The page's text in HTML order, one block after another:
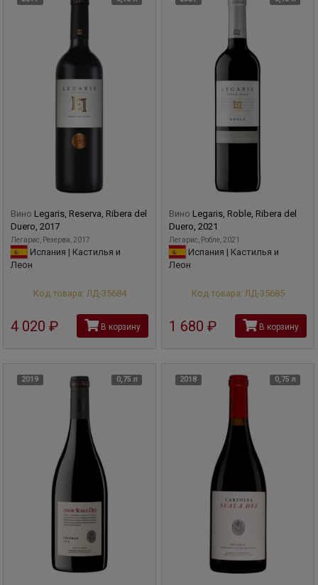
Вино Legaris, Reserva, Ribera del
Duero, 2017
Легарис, Резерва, 2017
Испания | Кастилья и
Леон
Код товара: ЛД-35684
4 020 руб В корзину
Вино Legaris, Roble, Ribera del
Duero, 2021
Легарис, Робле, 2021
Испания | Кастилья и
Леон
Код товара: ЛД-35685
1 680 руб В корзину
2019 0,75 л 2018 0,75 л